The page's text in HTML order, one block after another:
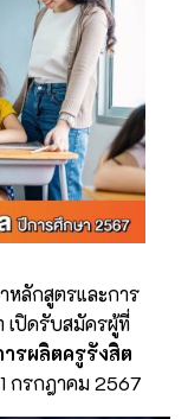
ลักสูตรและการ
เปิดรับสมัครผู้ที่
ารผลิตครูรังสิต
กรกฎาคม 2567